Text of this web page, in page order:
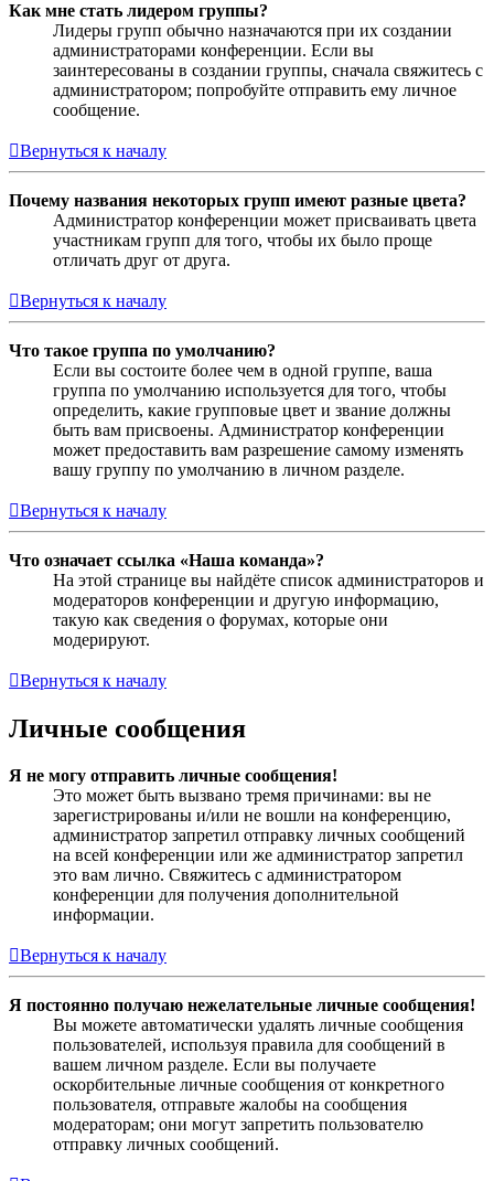
Как мне стать лидером группы?
Лидеры групп обычно назначаются при их создании
администраторами конференции. Если вы
заинтересованы в создании группы, сначала свяжитесь с
администратором; попробуйте отправить ему личное
сообщение.
Вернуться к началу
Почему названия некоторых групп имеют разные цвета?
Администратор конференции может присваивать цвета
участникам групп для того, чтобы их было проще
отличать друг от друга.
Вернуться к началу
Что такое группа по умолчанию?
Если вы состоите более чем в одной группе, ваша
группа по умолчанию используется для того, чтобы
определить, какие групповые цвет и звание должны
быть вам присвоены. Администратор конференции
может предоставить вам разрешение самому изменять
вашу группу по умолчанию в личном разделе.
Вернуться к началу
Что означает ссылка «Наша команда»?
На этой странице вы найдёте список администраторов и
модераторов конференции и другую информацию,
такую как сведения о форумах, которые они
модерируют.
Вернуться к началу
Личные сообщения
Я не могу отправить личные сообщения!
Это может быть вызвано тремя причинами: вы не
зарегистрированы и/или не вошли на конференцию,
администратор запретил отправку личных сообщений
на всей конференции или же администратор запретил
это вам лично. Свяжитесь с администратором
конференции для получения дополнительной
информации.
Вернуться к началу
Я постоянно получаю нежелательные личные сообщения!
Вы можете автоматически удалять личные сообщения
пользователей, используя правила для сообщений в
вашем личном разделе. Если вы получаете
оскорбительные личные сообщения от конкретного
пользователя, отправьте жалобы на сообщения
модераторам; они могут запретить пользователю
отправку личных сообщений.